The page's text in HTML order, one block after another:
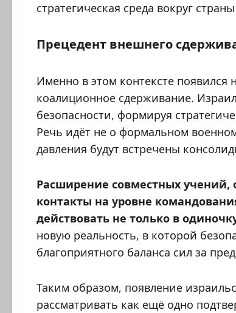
стратегическая среда вокруг
Прецедент внешнего
Именно в этом контексте
коалиционное сдерживание.
безопасности, формируя
Речь идёт не о формальном
давления будут встречены
Расширение совместных учений,
контакты на уровне
действовать не только в
новую реальность, в которой
благоприятного баланса сил за
Таким образом, появление
рассматривать как ещё одно